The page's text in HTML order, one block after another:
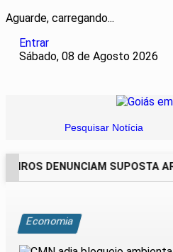
Aguarde, carregando...
Entrar
Sábado, 08 de Agosto 2026
Pesquisar Notícia
DENUNCIAM SUPOSTA
Economia